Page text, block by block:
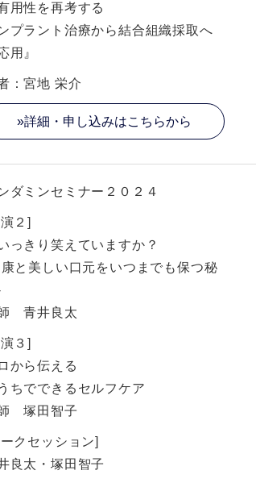
用性を再考する
プラント治療から結合組織採取へ
用』
：宮地 栄介
»詳細・申し込みはこちらから
ダミンセミナー２０２４
２]
っきり笑えていますか？
と美しい口元をいつまでも保つ秘
青井良太
３]
から伝える
ちでできるセルフケア
塚田智子
クセッション]
良太・塚田智子